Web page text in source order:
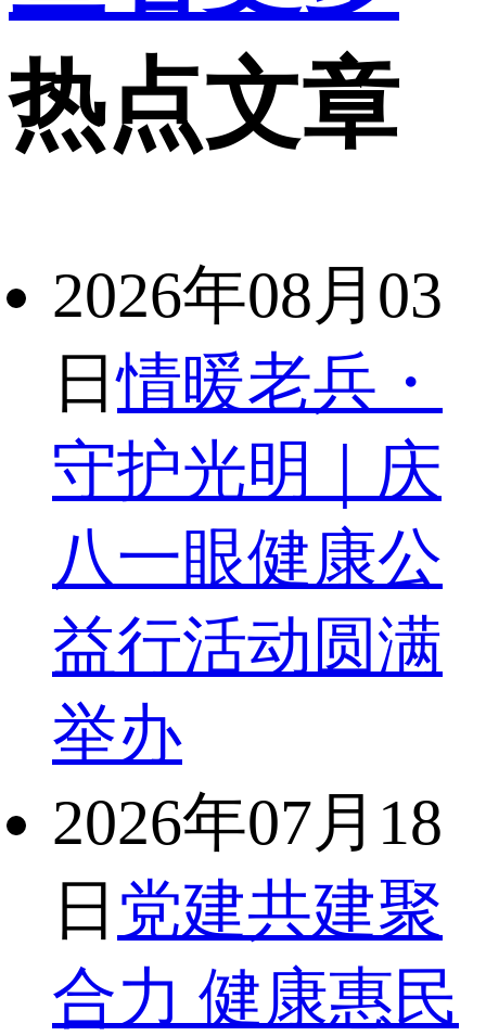
热点文章
2026年08月03
日情暖老兵・
守护光明｜庆
八一眼健康公
益行活动圆满
举办
2026年07月18
日 党建共建聚
合力 健康惠民